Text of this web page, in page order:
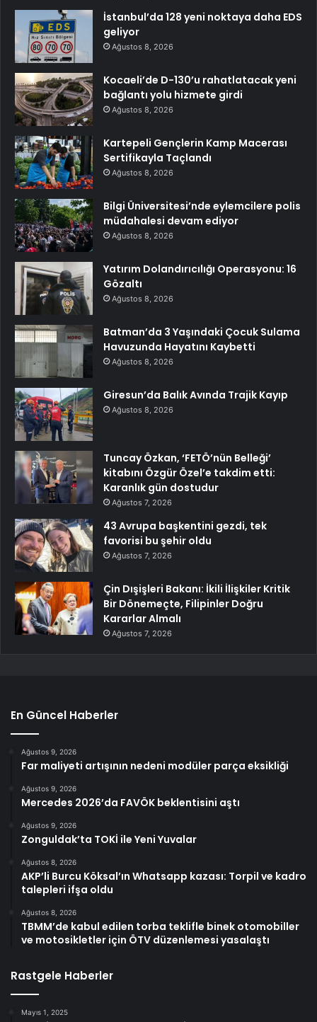
İstanbul’da 128 yeni noktaya daha EDS
geliyor
Ağustos 8, 2026
Kocaeli’de D-130’u rahatlatacak yeni
bağlantı yolu hizmete girdi
Ağustos 8, 2026
Kartepeli Gençlerin Kamp Macerası
Sertifikayla Taçlandı
Ağustos 8, 2026
Bilgi Üniversitesi’nde eylemcilere polis
müdahalesi devam ediyor
Ağustos 8, 2026
Yatırım Dolandırıcılığı Operasyonu: 16
Gözaltı
Ağustos 8, 2026
Batman’da 3 Yaşındaki Çocuk Sulama
Havuzunda Hayatını Kaybetti
Ağustos 8, 2026
Giresun’da Balık Avında Trajik Kayıp
Ağustos 8, 2026
Tuncay Özkan, ‘FETÖ’nün Belleği’
kitabını Özgür Özel’e takdim etti:
Karanlık gün dostudur
Ağustos 7, 2026
43 Avrupa başkentini gezdi, tek
favorisi bu şehir oldu
Ağustos 7, 2026
Çin Dışişleri Bakanı: İkili İlişkiler Kritik
Bir Dönemeçte, Filipinler Doğru
Kararlar Almalı
Ağustos 7, 2026
En Güncel Haberler
Ağustos 9, 2026
Far maliyeti artışının nedeni modüler parça eksikliği
Ağustos 9, 2026
Mercedes 2026’da FAVÖK beklentisini aştı
Ağustos 9, 2026
Zonguldak’ta TOKİ ile Yeni Yuvalar
Ağustos 8, 2026
AKP’li Burcu Köksal’ın Whatsapp kazası: Torpil ve kadro
talepleri ifşa oldu
Ağustos 8, 2026
TBMM’de kabul edilen torba teklifle binek otomobiller
ve motosikletler için ÖTV düzenlemesi yasalaştı
Rastgele Haberler
Mayıs 1, 2025